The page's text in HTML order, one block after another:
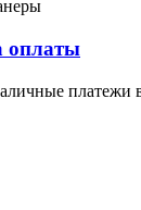
оплаты
платежи